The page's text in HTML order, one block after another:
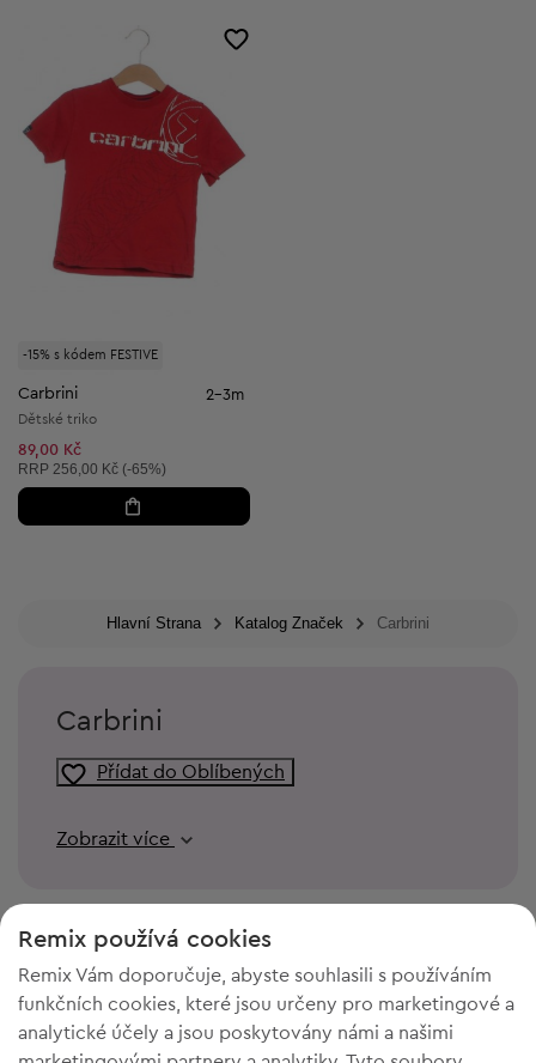
-15% s kódem FESTIVE
Carbrini 2-3m
Dětské triko
89,00 Kč
Doporučená cena:
RRP 256,00 Kč (-65%)
Hlavní Strana Katalog Značek Carbrini
Carbrini
Přídat do Oblíbených
Zobrazit více
Remix používá cookies
Remix Vám doporučuje, abyste souhlasili s používáním
funkčních cookies, které jsou určeny pro marketingové a
analytické účely a jsou poskytovány námi a našimi